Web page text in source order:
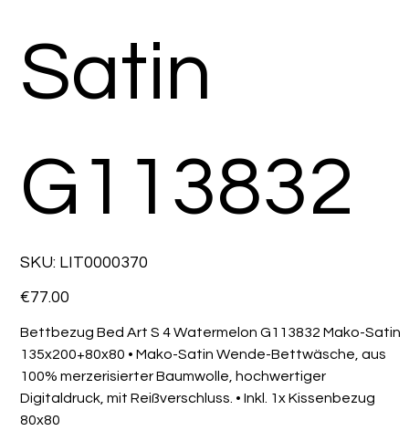
Satin
G113832
SKU: SKU
LIT0000370
LIT0000370
Price
€77.00
Bettbezug Bed Art S 4 Watermelon G113832 Mako-Satin
135x200+80x80 • Mako-Satin Wende-Bettwäsche, aus
100% merzerisierter Baumwolle, hochwertiger
Digitaldruck, mit Reißverschluss. • Inkl. 1x Kissenbezug
80x80